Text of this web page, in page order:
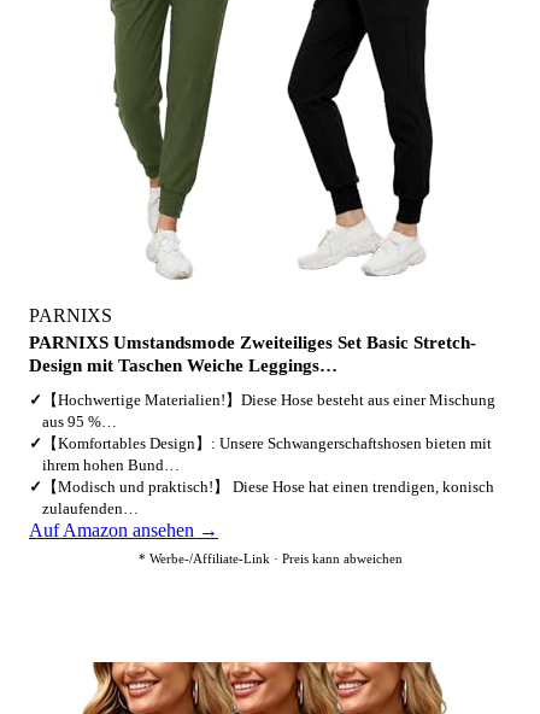
PARNIXS
PARNIXS Umstandsmode Zweiteiliges Set Basic Stretch-
Design mit Taschen Weiche Leggings…
✓
【Hochwertige Materialien!】Diese Hose besteht aus einer Mischung
aus 95 %…
✓
【Komfortables Design】: Unsere Schwangerschaftshosen bieten mit
ihrem hohen Bund…
✓
【Modisch und praktisch!】 Diese Hose hat einen trendigen, konisch
zulaufenden…
Auf Amazon ansehen →
* Werbe-/Affiliate-Link · Preis kann abweichen